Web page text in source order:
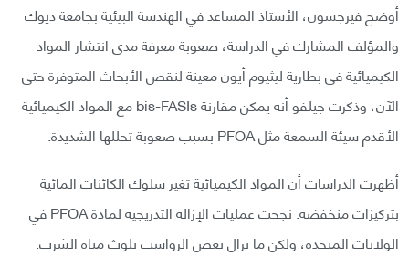
أوضح فيرجسون، الأستاذ المساعد في الهندسة البيئية بجامعة ديوك
والمؤلف المشارك في الدراسة، صعوبة معرفة مدى انتشار المواد
الكيميائية في بطارية ليثيوم أيون معينة لنقص الأبحاث المتوفرة حتى
الآن، وذكرت جيلفو أنه يمكن مقارنة bis-FASIs مع المواد الكيميائية
الأقدم سيئة السمعة مثل PFOA بسبب صعوبة تحللها الشديدة.
أظهرت الدراسات أن المواد الكيميائية تغير سلوك الكائنات المائية
بتركيزات منخفضة. نجحت عمليات الإزالة التدريجية لمادة PFOA في
الولايات المتحدة، ولكن ما تزال بعض الرواسب تلوث مياه الشرب.